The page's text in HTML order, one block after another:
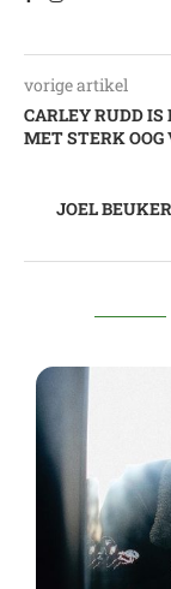
vorige artikel
CARLEY RUDD
MET STERK OOG
JOEL